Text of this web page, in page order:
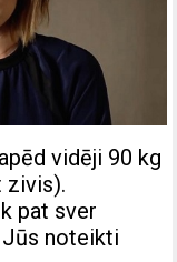
vidēji 90 kg
zivis).
pat sver
Jūs noteikti